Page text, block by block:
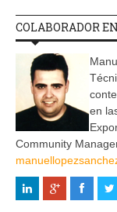
COLABORADOR
en
Community